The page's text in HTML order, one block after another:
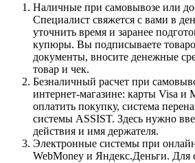
Наличные при самовывозе или
Специалист свяжется с вами в
уточнить время и заранее
купюры. Вы подписываете
документы, вносите денежные
товар и чек.
Безналичный расчет при
интернет-магазине: карты Visa и
оплатить покупку, система
системы ASSIST. Здесь нужно
действия и имя держателя.
Электронные системы при
WebMoney и Яндекс.Деньги. Для